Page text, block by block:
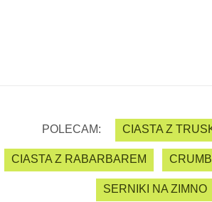
POLECAM: CIASTA Z
CIASTA Z RABARBAREM
SERNIKI NA ZIMNO